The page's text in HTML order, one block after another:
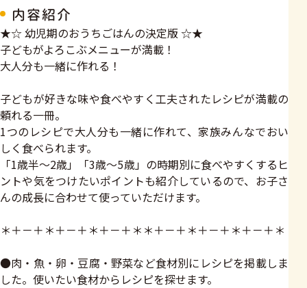
内容紹介
★☆ 幼児期のおうちごはんの決定版 ☆★
子どもがよろこぶメニューが満載！
大人分も一緒に作れる！
子どもが好きな味や食べやすく工夫されたレシピが満載の
頼れる一冊。
1つのレシピで大人分も一緒に作れて、家族みんなでおい
しく食べられます。
「1歳半～2歳」「3歳～5歳」の時期別に食べやすくするヒ
ントや気をつけたいポイントも紹介しているので、お子さ
んの成長に合わせて使っていただけます。
＊＋－＋＊＋－＋＊＋－＋＊＊＋－＋＊＋－＋＊＋－＋＊
●肉・魚・卵・豆腐・野菜など食材別にレシピを掲載しま
した。使いたい食材からレシピを探せます。